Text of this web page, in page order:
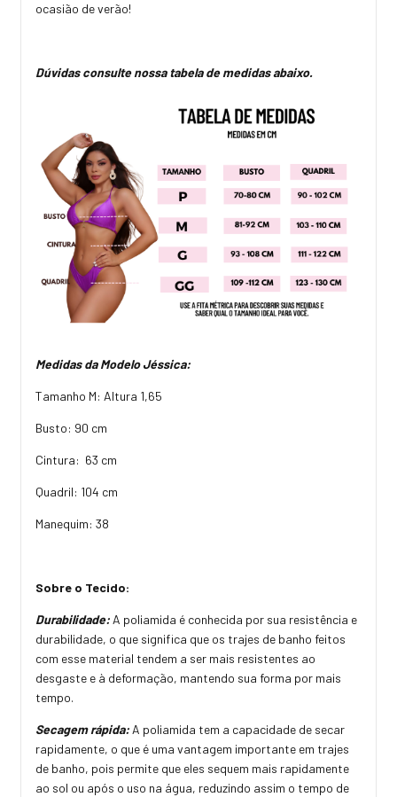
ocasião de verão!
Dúvidas consulte nossa tabela de medidas abaixo.
Medidas da Modelo Jéssica:
Tamanho M: Altura 1,65
Busto: 90 cm
Cintura: 63 cm
Quadril: 104 cm
Manequim: 38
Sobre o Tecido:
Durabilidade: A poliamida é conhecida por sua resistência e
durabilidade, o que significa que os trajes de banho feitos
com esse material tendem a ser mais resistentes ao
desgaste e à deformação, mantendo sua forma por mais
tempo.
Secagem rápida: A poliamida tem a capacidade de secar
rapidamente, o que é uma vantagem importante em trajes
de banho, pois permite que eles sequem mais rapidamente
ao sol ou após o uso na água, reduzindo assim o tempo de